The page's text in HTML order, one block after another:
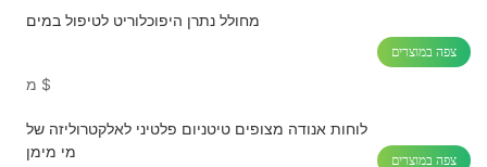
מחולל נתרן היפוכלוריט לטיפול במים
$
צפה במוצרים
לוחות אנודה מצופים טיטניום פלטיני לאלקטרוליזה של
מי מימן
צפה במוצרים